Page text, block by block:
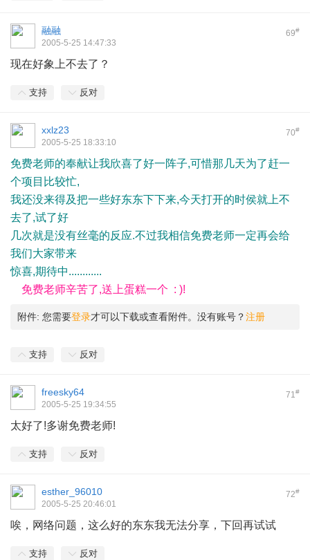
69#
融融
2005-5-25 14:47:33
现在好象上不去了？
支持 反对
70#
xxlz23
2005-5-25 18:33:10
免费老师的奉献让我欣喜了好一阵子,可惜那几天为了赶一
个项目比较忙,
我还没来得及把一些好东东下下来,今天打开的时侯就上不
去了,试了好
几次就是没有丝毫的反应.不过我相信免费老师一定再会给
我们大家带来
惊喜,期待中............
免费老师辛苦了,送上蛋糕一个 : )!
附件: 您需要登录才可以下载或查看附件。没有账号？注册
支持 反对
71#
freesky64
2005-5-25 19:34:55
太好了!多谢免费老师!
支持 反对
72#
esther_96010
2005-5-25 20:46:01
唉，网络问题，这么好的东东我无法分享，下回再试试
支持 反对